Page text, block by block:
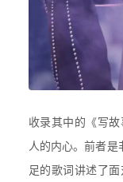
收录其中的 《写
人的内心。前者是
足的歌词讲述了